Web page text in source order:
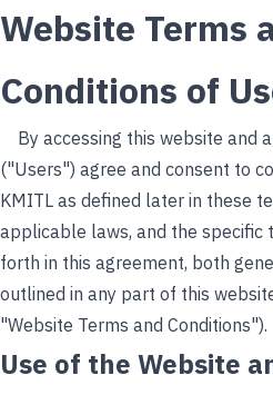
Website Terms
Conditions of
By accessing this website and
("Users") agree and consent to
KMITL as defined later in these
applicable laws, and the specific
forth in this agreement, both
outlined in any part of this
"Website Terms and Conditions").
Use of the Website